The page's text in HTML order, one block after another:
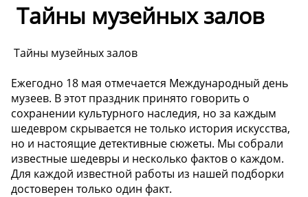
️ Тайны музейных залов
️ Тайны музейных залов
Ежегодно 18 мая отмечается Международный день
музеев. В этот праздник принято говорить о
сохранении культурного наследия, но за каждым
шедевром скрывается не только история искусства,
но и настоящие детективные сюжеты. Мы собрали
известные шедевры и несколько фактов о каждом.
Для каждой известной работы из нашей подборки
достоверен только один факт.